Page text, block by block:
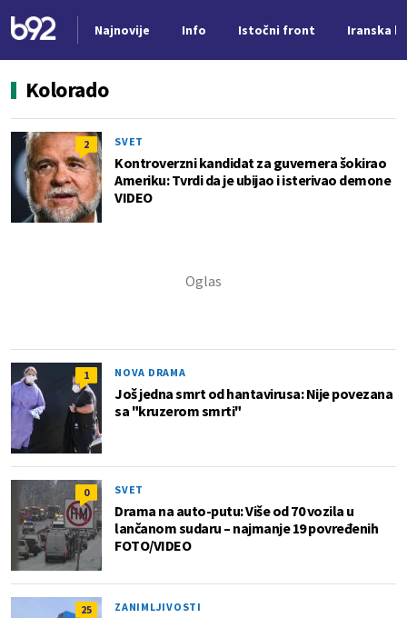
Najnovije Info Istočni front Iranska
Kolorado
2 SVET
Kontroverzni kandidat za guvernera šokirao
Ameriku: Tvrdi da je ubijao i isterivao demone
VIDEO
1 NOVA DRAMA
Još jedna smrt od hantavirusa: Nije povezana
sa "kruzerom smrti"
0 SVET
Drama na auto-putu: Više od 70 vozila u
lančanom sudaru – najmanje 19 povređenih
FOTO/VIDEO
25 ZANIMLJIVOSTI